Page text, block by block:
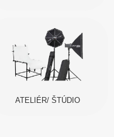
ATELIÉR/ ŠTÚDIO